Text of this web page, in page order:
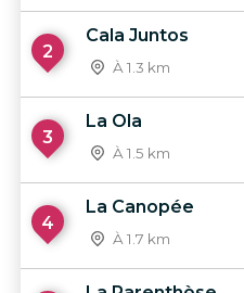
2
Cala Juntos
À 1.3 km
3
La Ola
À 1.5 km
4
La Canopée
À 1.7 km